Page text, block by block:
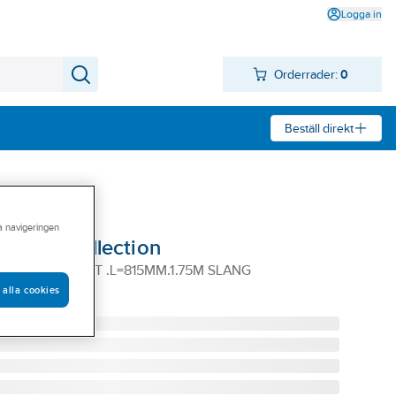
Logga in
Orderrader: 0
Beställ direkt
a-collection
SVART .L=815MM.1.75M SLANG
navigeringen
alla cookies